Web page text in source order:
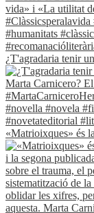
¿T'agradaria tenir
«Matrioixques» és